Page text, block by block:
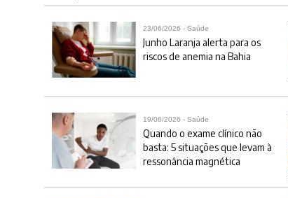
23/06/2026 - Saúde
Junho Laranja alerta para os
riscos de anemia na Bahia
19/06/2026 - Saúde
Quando o exame clínico não
basta: 5 situações que levam à
ressonância magnética